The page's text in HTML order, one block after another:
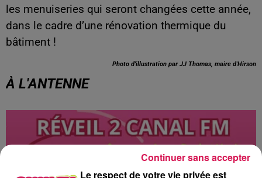
les menuiseries qui seront changées cette année,
dans le cadre d’une rénovation thermique du
bâtiment !
Photo d'illustration par JJ Thomas, maire d'Hirson
À L'ANTENNE
Le respect de votre vie privée est
Continuer sans accepter